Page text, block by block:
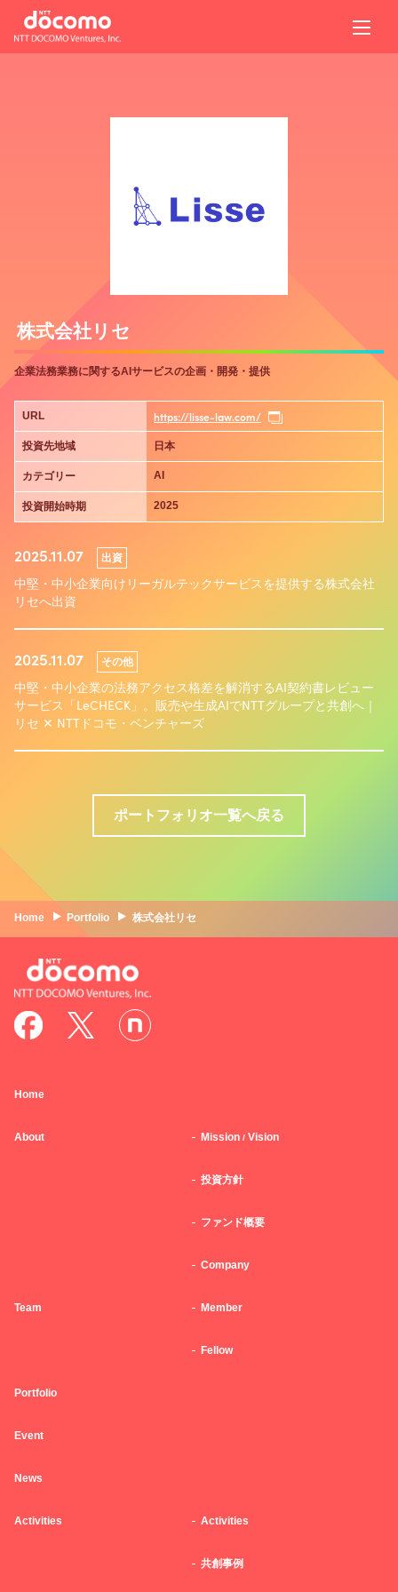
株式会社リセ
企業法務業務に関するAIサービスの企画・開発・提供
URL https://lisse-law.com/
投資先地域 日本
カテゴリー AI
投資開始時期 2025
2025.11.07 出資
中堅・中小企業向けリーガルテックサービスを提供する株式会社
リセへ出資
2025.11.07 その他
中堅・中小企業の法務アクセス格差を解消するAI契約書レビュー
サービス「LeCHECK」。販売や生成AIでNTTグループと共創へ｜
リセ ✕ NTTドコモ・ベンチャーズ
ポートフォリオ一覧へ戻る
Home Portfolio 株式会社リセ
Home
About Mission / Vision
投資方針
ファンド概要
Company
Team Member
Fellow
Portfolio
Event
News
Activities Activities
共創事例